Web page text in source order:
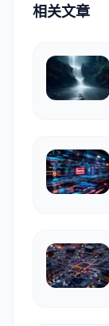
相关文章